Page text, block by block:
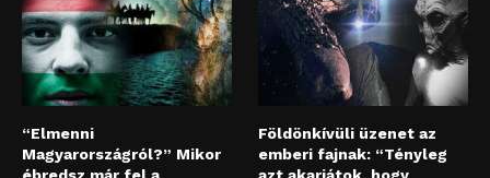
“Elmenni
Magyarországról?” Mikor
Földönkívüli üzenet az
emberi fajnak: “Tényleg